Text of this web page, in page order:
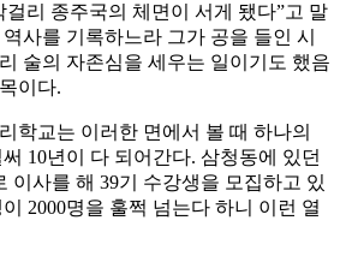
걸리 종주국의 체면이 서게 됐다”고 말
사를 기록하느라 그가 공을 들인 시
술의 자존심을 세우는 일이기도 했음
이다.
학교는 이러한 면에서 볼 때 하나의
10년이 다 되어간다. 삼청동에 있던
이사를 해 39기 수강생을 모집하고 있
2000명을 훌쩍 넘는다 하니 이런 열